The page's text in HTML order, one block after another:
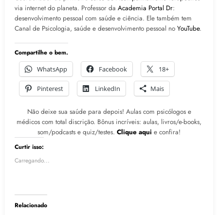
via internet do planeta. Professor da Academia Portal Dr:
desenvolvimento pessoal com saúde e ciência. Ele também tem
Canal de Psicologia, saúde e desenvolvimento pessoal no YouTube.
Compartilhe o bem.
WhatsApp
Facebook 18+
Pinterest LinkedIn Mais
Não deixe sua saúde para depois! Aulas com psicólogos e
médicos com total discrição. Bônus incríveis: aulas, livros/e-books,
som/podcasts e quiz/testes. Clique aqui e confira!
Curtir isso:
Carregando...
Relacionado